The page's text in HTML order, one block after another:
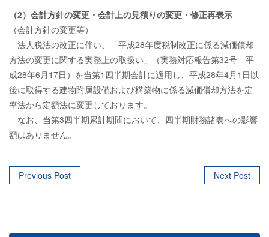
（2）会計方針の変更・会計上の見積りの変更・修正再表示
（会計方針の変更等）
法人税法の改正に伴い、「平成28年度税制改正に係る減価償却
方法の変更に関する実務上の取扱い」（実務対応報告第32号 平
成28年6月17日）を当第1四半期会計に適用し、平成28年4月1日以
後に取得する建物附属設備および構築物に係る減価償却方法を定
率法から定額法に変更しております。
なお、当第3四半期累計期間において、四半期財務諸表への影響
額はありません。
Post
Previous Post Next Post